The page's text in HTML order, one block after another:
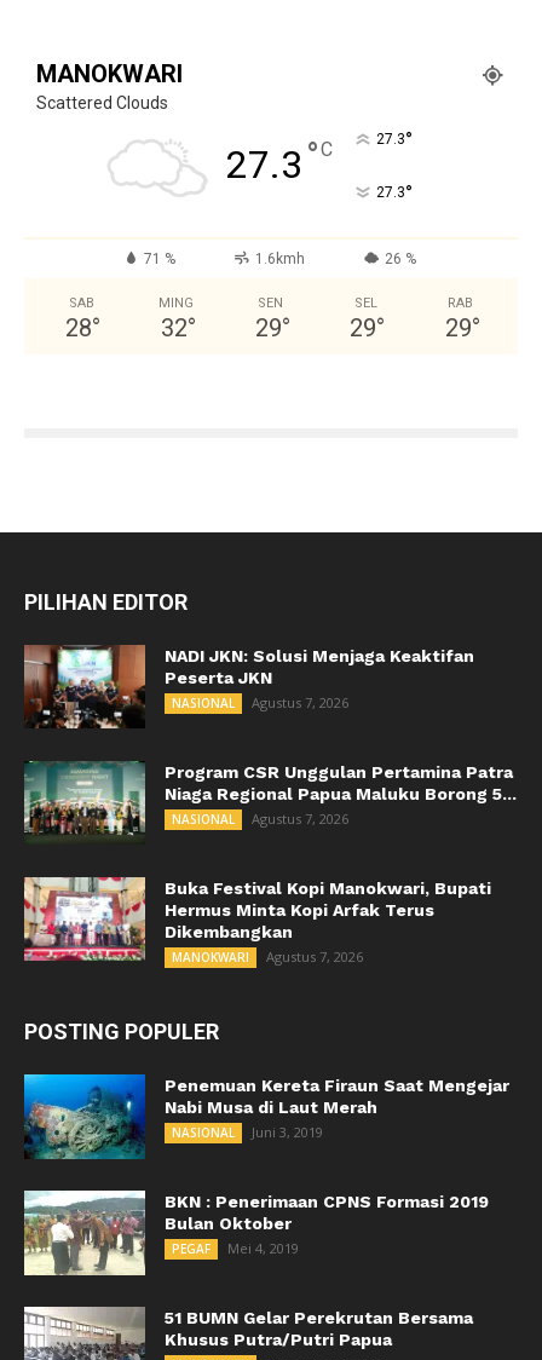
MANOKWARI
Scattered Clouds
27.3 °C 27.3°
27.3°
71 % 1.6kmh 26 %
SAB
28°
MING
32°
SEN
29°
SEL
29°
RAB
29°
PILIHAN EDITOR
NADI JKN: Solusi Menjaga Keaktifan
Peserta JKN
NASIONAL Agustus 7, 2026
Program CSR Unggulan Pertamina Patra
Niaga Regional Papua Maluku Borong 5...
NASIONAL Agustus 7, 2026
Buka Festival Kopi Manokwari, Bupati
Hermus Minta Kopi Arfak Terus
Dikembangkan
MANOKWARI Agustus 7, 2026
POSTING POPULER
Penemuan Kereta Firaun Saat Mengejar
Nabi Musa di Laut Merah
NASIONAL Juni 3, 2019
BKN : Penerimaan CPNS Formasi 2019
Bulan Oktober
PEGAF Mei 4, 2019
51 BUMN Gelar Perekrutan Bersama
Khusus Putra/Putri Papua